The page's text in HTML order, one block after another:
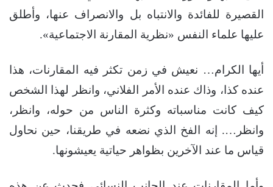
القصيرة للفائدة والانتباه بل والانصراف عنها، وأطلق
عليها علماء النفس «نظرية المقارنة الاجتماعية».
أيها الكرام… نعيش في زمن تكثر فيه المقارنات، هذا
عنده كذا، وذاك عنده الأمر الفلاني، وانظر لهذا الشخص
كيف كانت مناسباته وكثرة الناس من حوله، وانظر،
وانظر…. إنه الفخ الذي نضعه في طريقنا، حين نحاول
قياس ما عند الآخرين بظواهر حياتية يعيشونها.